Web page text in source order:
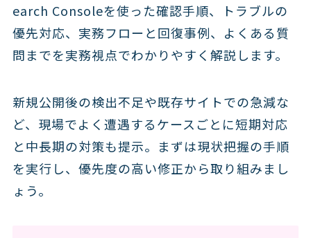
earch Consoleを使った確認手順、トラブルの
優先対応、実務フローと回復事例、よくある質
問までを実務視点でわかりやすく解説します。
新規公開後の検出不足や既存サイトでの急減な
ど、現場でよく遭遇するケースごとに短期対応
と中長期の対策も提示。まずは現状把握の手順
を実行し、優先度の高い修正から取り組みまし
ょう。